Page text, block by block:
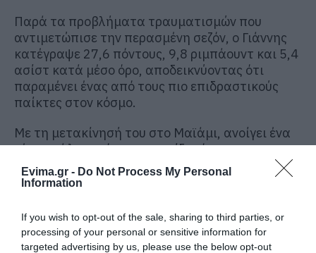
Evima.gr - Do Not Process My Personal
Information
If you wish to opt-out of the sale, sharing to third parties, or
processing of your personal or sensitive information for
targeted advertising by us, please use the below opt-out
Παρά τα προβλήματα τραυματισμών που
αντιμετώπισε την περασμένη σεζόν, ο Γιάννης
κατέγραψε 27,6 πόντους, 9,8 ριμπάουντ και 5,4
ασίστ κατά μέσο όρο, αποδεικνύοντας ότι
παραμένει ένας από τους πιο επιδραστικούς
παίκτες στον κόσμο.
Με τη μετακίνησή του στο Μαϊάμι, ανοίγει ένα
νέο κεφάλαιο τόσο για τον ίδιο όσο και για το
NBA, σε μια εξέλιξη που αναμένεται να
επηρεάσει καθοριστικά τις ισορροπίες των